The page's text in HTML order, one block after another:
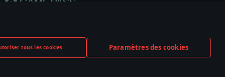
tous les cookies Paramètres des cookies
de tout fabricant d’armes ou de véhicule.